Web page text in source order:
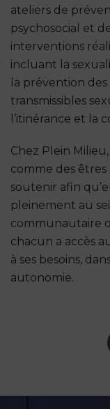
ateliers de
psychosocial et
interventions
incluant la
la prévention
transmissibles
l’itinérance et la
Chez Plein
comme des
soutenir afin
pleinement au
communautaire
chacun a accès
à ses besoins,
autonomie.